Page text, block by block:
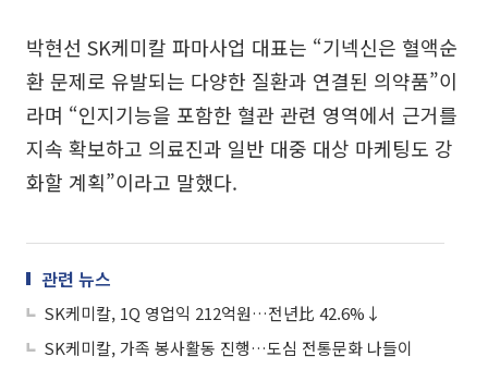
박현선 SK케미칼 파마사업 대표는 “기넥신은 혈액순
환 문제로 유발되는 다양한 질환과 연결된 의약품”이
라며 “인지기능을 포함한 혈관 관련 영역에서 근거를
지속 확보하고 의료진과 일반 대중 대상 마케팅도 강
화할 계획”이라고 말했다.
관련 뉴스
SK케미칼, 1Q 영업익 212억원…전년比 42.6%↓
SK케미칼, 가족 봉사활동 진행…도심 전통문화 나들이